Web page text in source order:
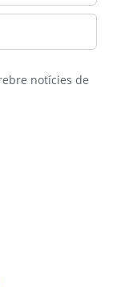
notícies de